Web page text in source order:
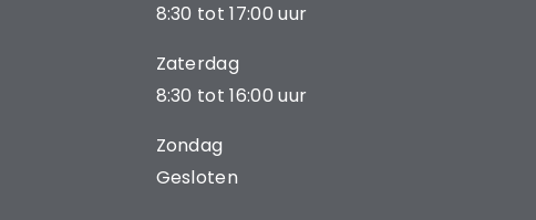
8:30 tot 17:00 uur
Zaterdag
8:30 tot 16:00 uur
Zondag
Gesloten